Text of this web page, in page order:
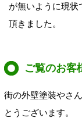
が無いように現状
頂きました。
ご覧のお客
街の外壁塗装やさ
とうございます。